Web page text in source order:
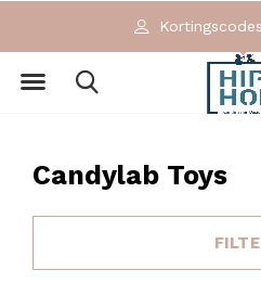
Candylab Toys